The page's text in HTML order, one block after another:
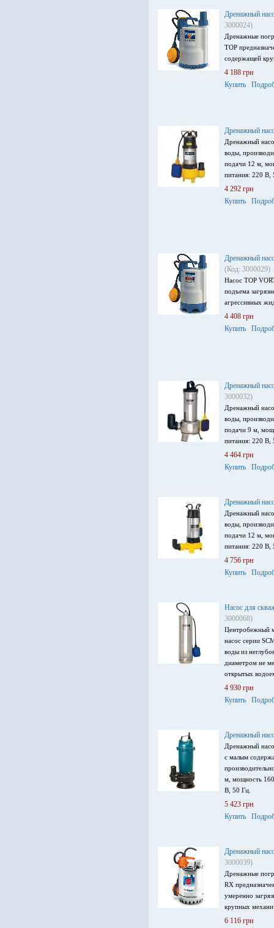
Дренажный
3000024)
Дренажные
TOP
содержащей
4 188 грн
Купить
Дренажный
Дренажный
воды,
подачи 12 м,
питания: 220 В,
4 292 грн
Купить
Дренажный
(Код: 3000029)
Насос TOP
подъема
агрессивных
4 408 грн
Купить
Дренажный
3000032)
Дренажный
воды,
подачи 9 м,
питания: 220 В,
4 464 грн
Купить
Дренажный
Дренажный
воды,
подачи 12 м,
питания: 220 В,
4 756 грн
Купить
Насос для
3000068)
Центробежный
насос серии
воды из
диаметром не
открытых
4 930 грн
Купить
Дренажный
Дренажный
с малым
м, мощность
В, 50 Гц.
5 423 грн
Купить
Дренажный
3000039)
Дренажные
RX
умеренно
крупных
6 116 грн